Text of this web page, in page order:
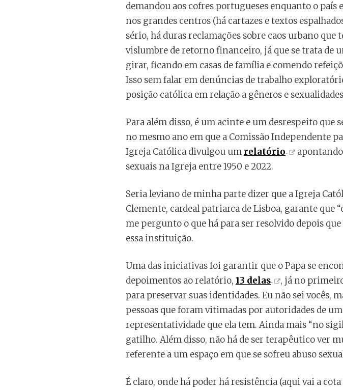
demandou aos cofres portugueses enquanto o
nos grandes centros (há cartazes e textos
sério, há duras reclamações sobre caos urbano
vislumbre de retorno financeiro, já que se trata de
girar, ficando em casas de família e comendo
Isso sem falar em denúncias de trabalho
posição católica em relação a gêneros e
Para além disso, é um acinte e um desrespeito
no mesmo ano em que a Comissão Independente
Igreja Católica divulgou um relatório
sexuais na Igreja entre 1950 e 2022.
Seria leviano de minha parte dizer que a Igreja
Clemente, cardeal patriarca de Lisboa, garante que
me pergunto o que há para ser resolvido depois
essa instituição.
Uma das iniciativas foi garantir que o Papa se
depoimentos ao relatório, 13 delas
, já no
para preservar suas identidades. Eu não sei vocês,
pessoas que foram vitimadas por autoridades de
representatividade que ela tem. Ainda mais “no
gatilho. Além disso, não há de ser terapêutico ver
referente a um espaço em que se sofreu abuso
É claro, onde há poder há resistência (aqui vai a